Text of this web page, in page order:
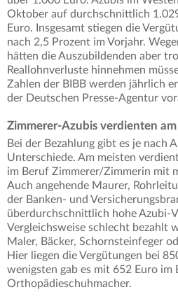
Oktober auf durchschnittlich
Euro. Insgesamt stiegen die
nach 2,5 Prozent im Vorjahr.
hätten die Auszubildenden aber
Reallohnverluste hinnehmen
Zahlen der BIBB werden jährlich
der Deutschen Presse-Agentur
Zimmerer-Azubis verdienten
Bei der Bezahlung gibt es je nach
Unterschiede. Am meisten
im Beruf Zimmerer/Zimmerin mit
Auch angehende Maurer,
der Banken- und
überdurchschnittlich hohe Azubi-
Vergleichsweise schlecht bezahlt
Maler, Bäcker, Schornsteinfeger
Hier liegen die Vergütungen bei
wenigsten gab es mit 652 Euro im
Orthopädieschuhmacher.